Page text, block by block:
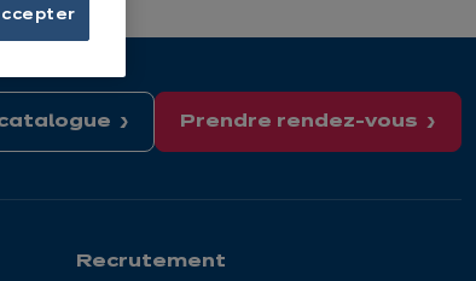
Prendre rendez-vous
Recrutement